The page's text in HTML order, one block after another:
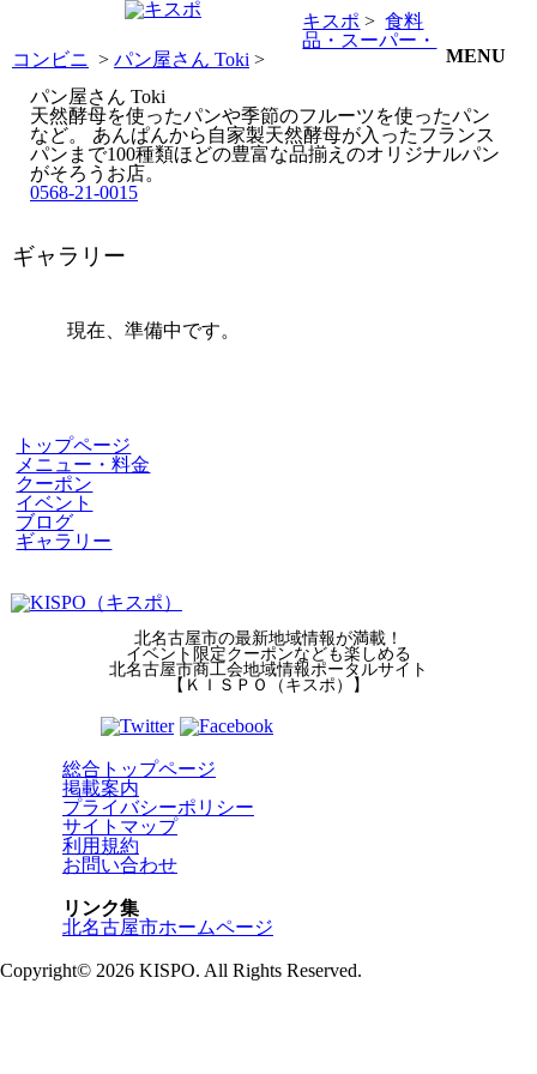
MENU
キスポ >食料
品・スーパー・
コンビニ > パン屋さん Toki >
パン屋さん Toki
天然酵母を使ったパンや季節のフルーツを使ったパン
など。 あんぱんから自家製天然酵母が入ったフランス
パンまで100種類ほどの豊富な品揃えのオリジナルパン
がそろうお店。
0568-21-0015
ギャラリー
現在、準備中です。
トップページ
メニュー・料金
クーポン
イベント
ブログ
ギャラリー
北名古屋市の最新地域情報が満載！
イベント限定クーポンなども楽しめる
北名古屋市商工会地域情報ポータルサイト
【ＫＩＳＰＯ（キスポ）】
総合トップページ
掲載案内
プライバシーポリシー
サイトマップ
利用規約
お問い合わせ
リンク集
北名古屋市ホームページ
Copyright© 2026 KISPO. All Rights Reserved.